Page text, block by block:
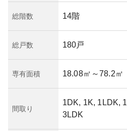
総階数 14階
総戸数 180戸
専有面積 18.08㎡ ～78.2㎡
間取り
1DK, 1K, 1LDK,
3LDK